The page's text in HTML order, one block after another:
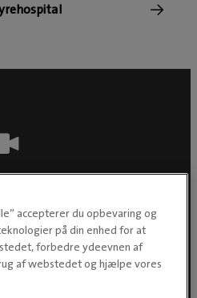
S
accepterer du opbevaring og
på din enhed for at
forbedre ydeevnen af
af webstedet og hjælpe vores